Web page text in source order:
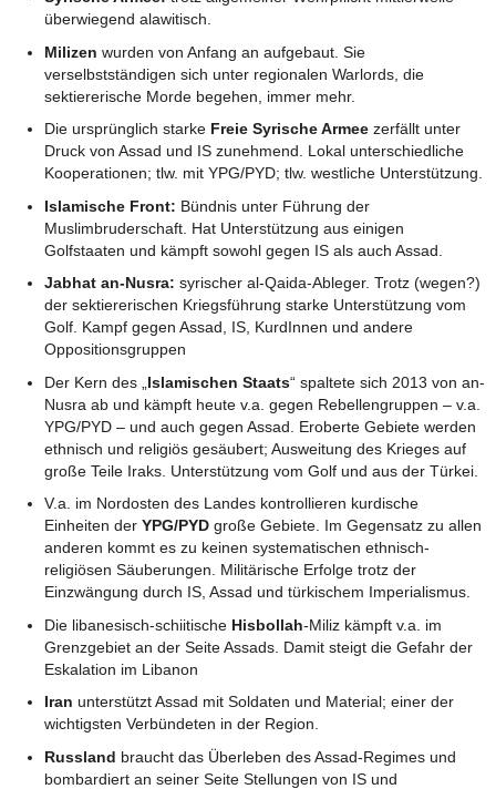
überwiegend alawitisch.
Milizen wurden von Anfang an aufgebaut. Sie
verselbstständigen sich unter regionalen Warlords, die
sektiererische Morde begehen, immer mehr.
Die ursprünglich starke Freie Syrische Armee zerfällt unter
Druck von Assad und IS zunehmend. Lokal unterschiedliche
Kooperationen; tlw. mit YPG/PYD; tlw. westliche Unterstützung.
Islamische Front: Bündnis unter Führung der
Muslimbruderschaft. Hat Unterstützung aus einigen
Golfstaaten und kämpft sowohl gegen IS als auch Assad.
Jabhat an-Nusra: syrischer al-Qaida-Ableger. Trotz (wegen?)
der sektiererischen Kriegsführung starke Unterstützung vom
Golf. Kampf gegen Assad, IS, KurdInnen und andere
Oppositionsgruppen
Der Kern des „ Islamischen Staats“ spaltete sich 2013 von an-
Nusra ab und kämpft heute v.a. gegen Rebellengruppen – v.a.
YPG/PYD – und auch gegen Assad. Eroberte Gebiete werden
ethnisch und religiös gesäubert; Ausweitung des Krieges auf
große Teile Iraks. Unterstützung vom Golf und aus der Türkei.
V.a. im Nordosten des Landes kontrollieren kurdische
Einheiten der YPG/PYD große Gebiete. Im Gegensatz zu allen
anderen kommt es zu keinen systematischen ethnisch-
religiösen Säuberungen. Militärische Erfolge trotz der
Einzwängung durch IS, Assad und türkischem Imperialismus.
Die libanesisch-schiitische Hisbollah-Miliz kämpft v.a. im
Grenzgebiet an der Seite Assads. Damit steigt die Gefahr der
Eskalation im Libanon
Iran unterstützt Assad mit Soldaten und Material; einer der
wichtigsten Verbündeten in der Region.
Russland braucht das Überleben des Assad-Regimes und
bombardiert an seiner Seite Stellungen von IS und